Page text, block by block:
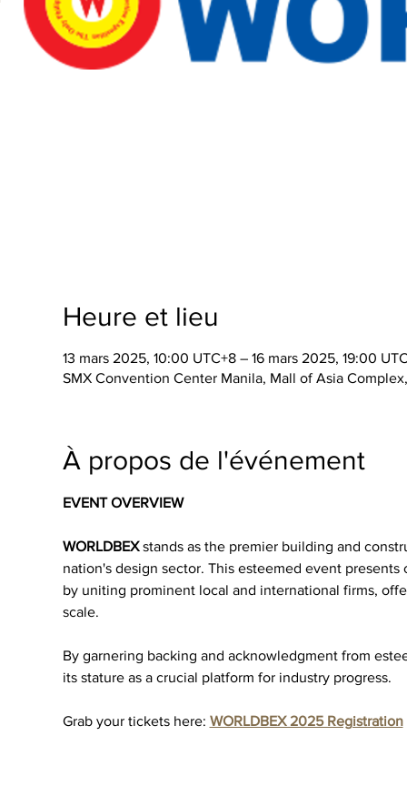
Heure et lieu
13 mars 2025, 10:00 UTC+8 – 16 mars 2025, 19:00
SMX Convention Center Manila, Mall of Asia
À propos de l'événement
EVENT OVERVIEW
WORLDBEX stands as the premier building and
nation's design sector. This esteemed event
by uniting prominent local and international firms,
scale.
By garnering backing and acknowledgment from
its stature as a crucial platform for industry progress.
Grab your tickets here: WORLDBEX 2025 Registration